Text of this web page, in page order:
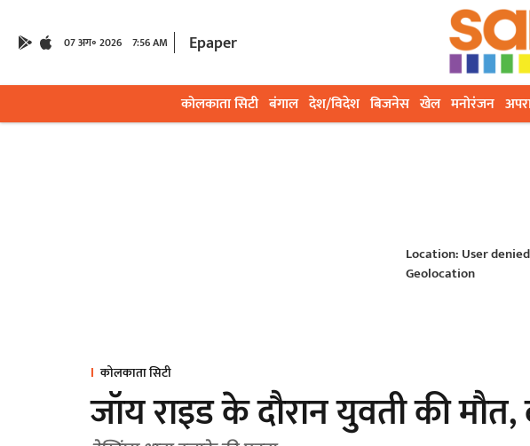
07 अग॰ 2026 7:56 AM Epaper
कोलकाता सिटी बंगाल देश/विदेश बिजनेस खेल मनोरंजन
Location: User denied
Geolocation
कोलकाता सिटी
जॉय राइड के दौरान युवती की मौत,